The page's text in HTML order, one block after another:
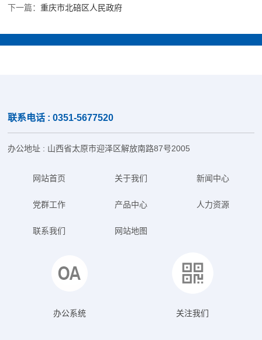
下一篇：重庆市北碚区人民政府
联系电话 : 0351-5677520
办公地址 : 山西省太原市迎泽区解放南路87号2005
网站首页 关于我们 新闻中心
党群工作 产品中心 人力资源
联系我们 网站地图
办公系统 关注我们